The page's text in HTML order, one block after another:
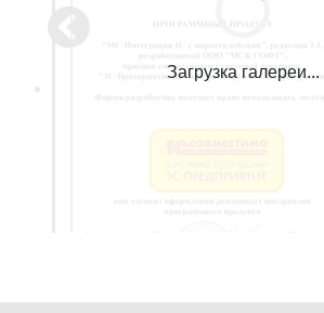
Загрузка галереи...